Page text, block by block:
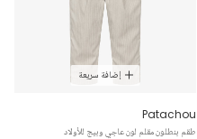
إضافة سريعة
Patachou
طقم بنطلون مقلم لون عاجي وبيج للأولاد